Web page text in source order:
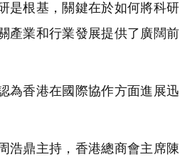
是根基，關鍵在於如何將科研
產業和行業發展提供了廣闊前
為香港在國際協作方面進展迅
浩鼎主持，香港總商會主席陳